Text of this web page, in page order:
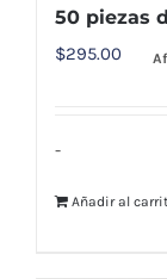
50 piezas
$295.00
-
Añadir al